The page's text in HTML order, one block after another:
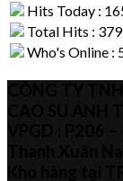
Hits Today :
Total Hits :
Who's Online :